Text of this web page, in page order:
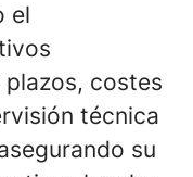
el
costes
técnica
su